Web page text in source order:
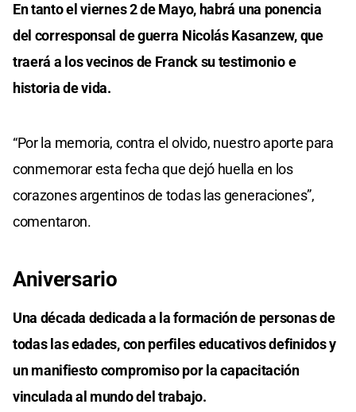
En tanto el viernes 2 de Mayo, habrá una ponencia
del corresponsal de guerra Nicolás Kasanzew, que
traerá a los vecinos de Franck su testimonio e
historia de vida.
“Por la memoria, contra el olvido, nuestro aporte para
conmemorar esta fecha que dejó huella en los
corazones argentinos de todas las generaciones”,
comentaron.
Aniversario
Una década dedicada a la formación de personas de
todas las edades, con perfiles educativos definidos y
un manifiesto compromiso por la capacitación
vinculada al mundo del trabajo.